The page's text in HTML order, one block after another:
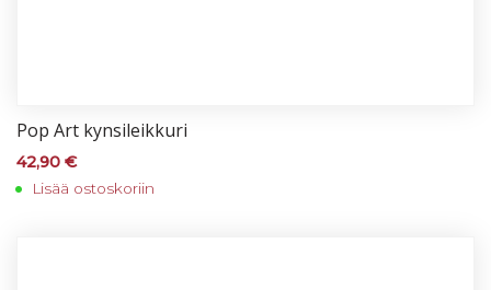
Pop Art kyn­si­leik­ku­ri
42,90 €
Lisää ostoskoriin